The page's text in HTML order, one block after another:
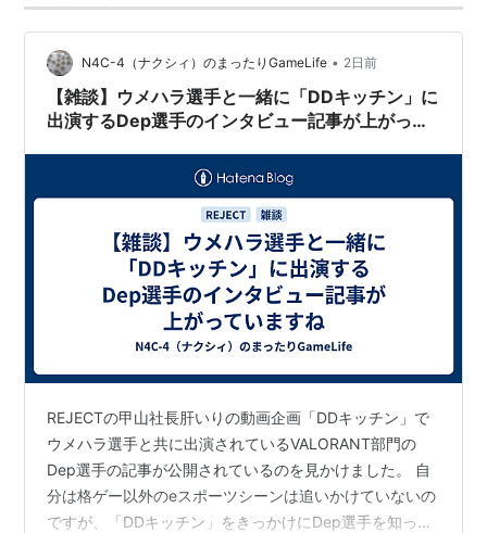
り不正な書き込みを防ぐ技術。
ただしそれには64ビットに対応しているCPU
だが、SP2ダウンロード開始時点でSP2に未対応な一部
クに接続できなくなるなどの障害が発生している。
Athlon64、Opteron、Itanium等
N4C-4（ナクシィ）のまったりGameLife • 2日前
【雑談】ウメハラ選手と一緒に「DDキッチン」に
出演するDep選手のインタビュー記事が上がって
REJECTの甲山社長肝いりの動画企画「DDキッチン」で
ウメハラ選手と共に出演されているVALORANT部門の
Dep選手の記事が公開されているのを見かけました。 自
分は格ゲー以外のeスポーツシーンは追いかけていないの
ですが、「DDキッチン」をきっかけにDep選手を知った